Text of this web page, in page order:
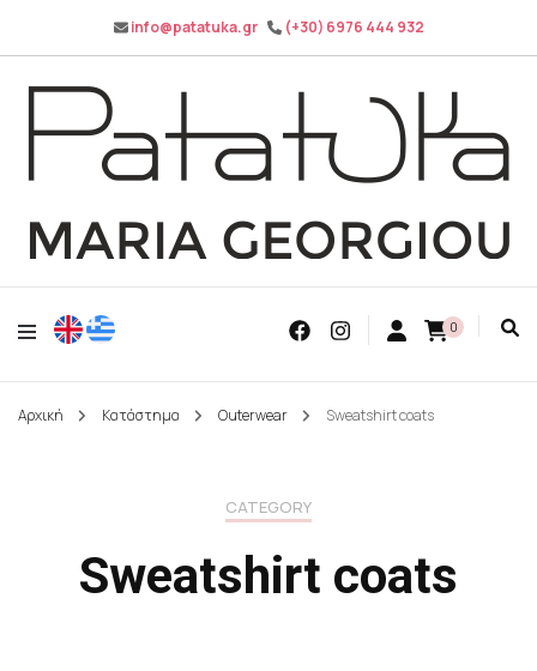
info@patatuka.gr (+30) 6976 444 932
Patatuka
Maria Georgiou
0
Αρχική Κατάστημα Outerwear Sweatshirt coats
CATEGORY
Sweatshirt coats